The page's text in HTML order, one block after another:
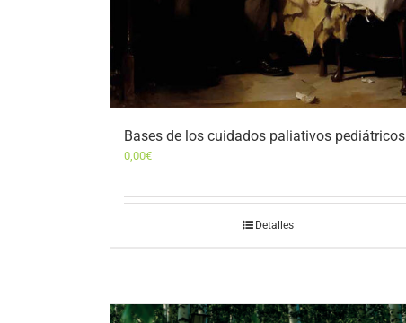
Bases de los cuidados paliativos pediátricos
0,00€
Detalles